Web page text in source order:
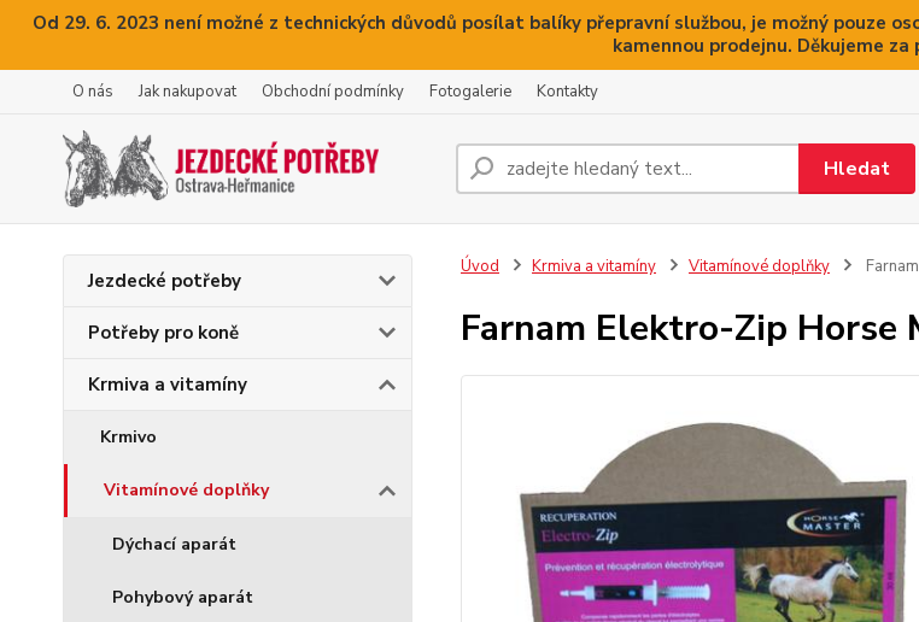
Od 29. 6. 2023 není možné z technických důvodů posílat balíky přepravní službou, je možný pouze
kamennou prodejnu. Děkujeme za
O nás Jak nakupovat Obchodní podmínky Fotogalerie Kontakty
Hledat
Jezdecké potřeby
Potřeby pro koně
Krmiva a vitamíny
Krmivo
Vitamínové doplňky
Dýchací aparát
Pohybový aparát
Úvod Krmiva a vitamíny Vitamínové doplňky
Farnam Elektro-Zip Horse